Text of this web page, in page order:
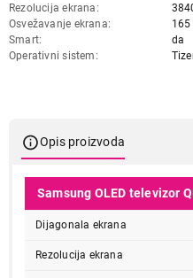
Rezolucija ekrana
Osvežavanje ekrana
165
Smart
da
Operativni sistem
Opis proizvoda
Samsung OLED televizor
Dijagonala ekrana
Rezolucija ekrana